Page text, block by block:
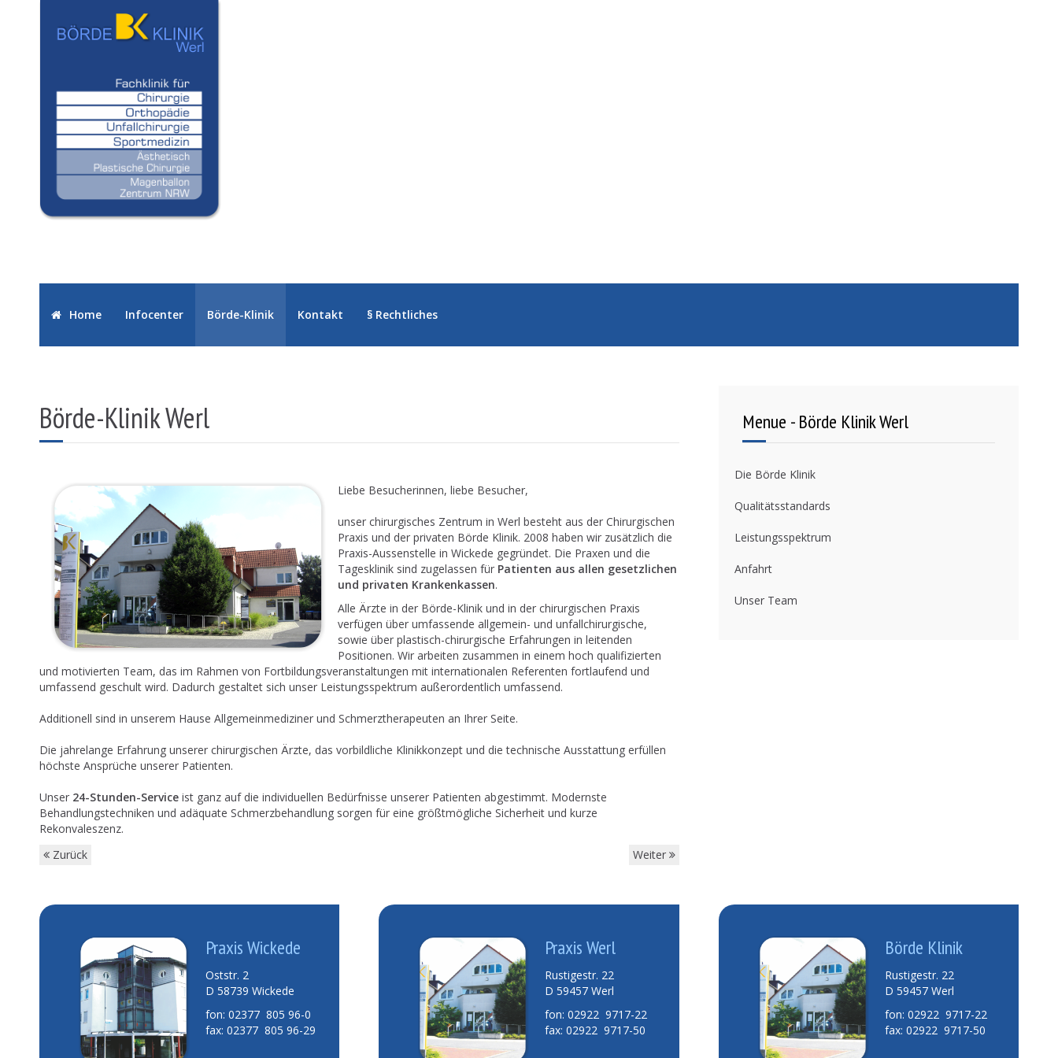
Home Infocenter Börde-Klinik Kontakt § Rechtliches
Börde-Klinik Werl
Liebe Besucherinnen, liebe Besucher,
unser chirurgisches Zentrum in Werl besteht aus der Chirurgischen
Praxis und der privaten Börde Klinik. 2008 haben wir zusätzlich die
Praxis-Aussenstelle in Wickede gegründet. Die Praxen und die
Tagesklinik sind zugelassen für Patienten aus allen gesetzlichen
und privaten Krankenkassen.
Alle Ärzte in der Börde-Klinik und in der chirurgischen Praxis
verfügen über umfassende allgemein- und unfallchirurgische,
sowie über plastisch-chirurgische Erfahrungen in leitenden
Positionen. Wir arbeiten zusammen in einem hoch qualifizierten
und motivierten Team, das im Rahmen von Fortbildungsveranstaltungen mit internationalen Referenten fortlaufend und
umfassend geschult wird. Dadurch gestaltet sich unser Leistungsspektrum außerordentlich umfassend.
Additionell sind in unserem Hause Allgemeinmediziner und Schmerztherapeuten an Ihrer Seite.
Die jahrelange Erfahrung unserer chirurgischen Ärzte, das vorbildliche Klinikkonzept und die technische Ausstattung erfüllen
höchste Ansprüche unserer Patienten.
Unser 24-Stunden-Service ist ganz auf die individuellen Bedürfnisse unserer Patienten abgestimmt. Modernste
Behandlungstechniken und adäquate Schmerzbehandlung sorgen für eine größtmögliche Sicherheit und kurze
Rekonvaleszenz.
Zurück
Weiter
Menue - Börde Klinik Werl
Die Börde Klinik
Qualitätsstandards
Leistungsspektrum
Anfahrt
Unser Team
Praxis Wickede
Oststr. 2
D 58739 Wickede
fon: 02377 805 96-0
fax: 02377 805 96-29
Praxis Werl
Rustigestr. 22
D 59457 Werl
fon: 02922 9717-22
fax: 02922 9717-50
Börde Klinik
Rustigestr. 22
D 59457 Werl
fon: 02922 9717-22
fax: 02922 9717-50